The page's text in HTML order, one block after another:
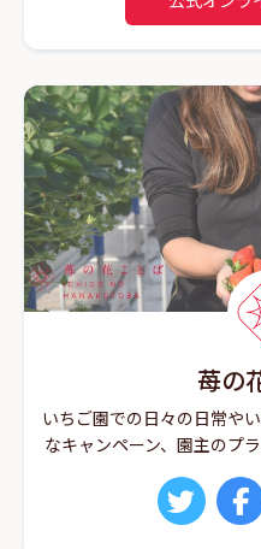
苺の
いちご園での日々の日常や
なキャンペーン、園主のプ